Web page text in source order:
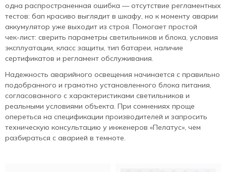
одна распространенная ошибка — отсутствие регламентных
тестов: бап красиво выглядит в шкафу, но к моменту аварии
аккумулятор уже выходит из строя. Помогает простой
чек‑лист: сверить параметры светильников и блока, условия
эксплуатации, класс защиты, тип батареи, наличие
сертификатов и регламент обслуживания.
Надежность аварийного освещения начинается с правильно
подобранного и грамотно установленного блока питания,
согласованного с характеристиками светильников и
реальными условиями объекта. При сомнениях проще
опереться на спецификации производителей и запросить
техническую консультацию у инженеров «Пелатус», чем
разбираться с аварией в темноте.